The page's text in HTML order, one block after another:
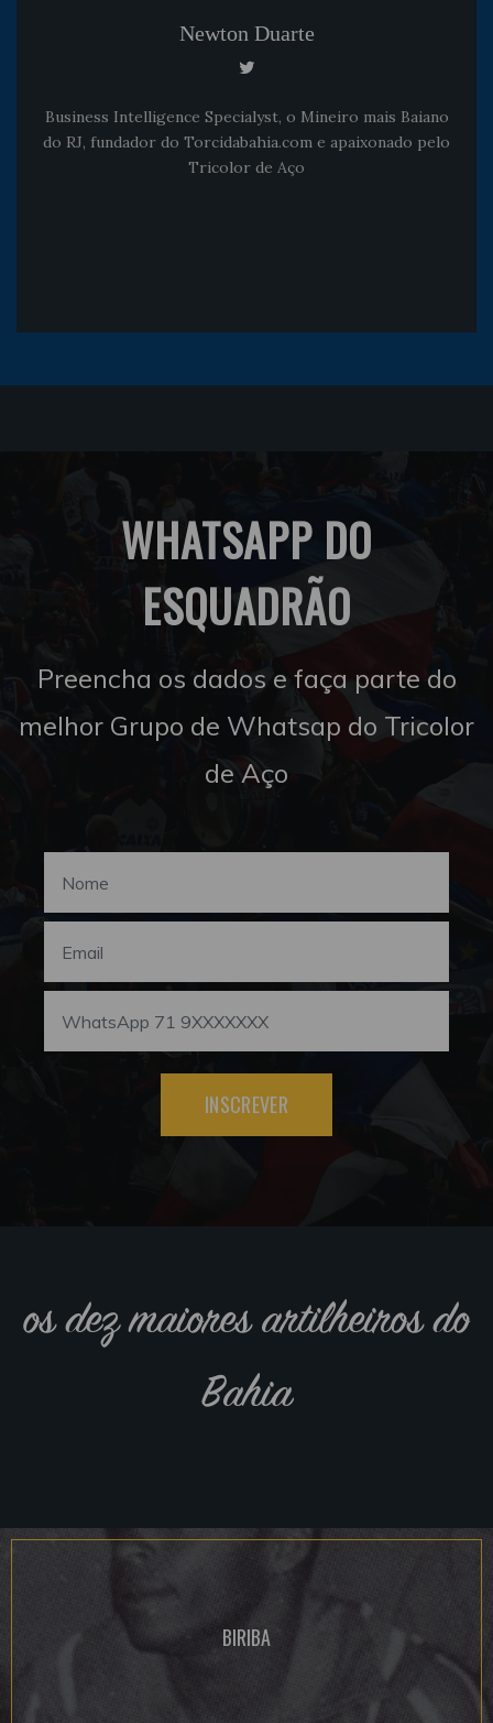
Newton Duarte
Business Intelligence Specialyst, o Mineiro mais Baiano
do RJ, fundador do Torcidabahia.com e apaixonado pelo
Tricolor de Aço
WHATSAPP DO
ESQUADRÃO
Preencha os dados e faça parte do
melhor Grupo de Whatsap do Tricolor
de Aço
INSCREVER
os dez maiores artilheiros do
Bahia
BIRIBA